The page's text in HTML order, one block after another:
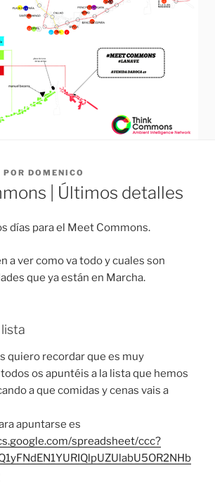
POR DOMENICO
| Últimos detalles
días para el Meet Commons.
a ver como va todo y cuales son
que ya están en Marcha.
quiero recordar que es muy
os apuntéis a la lista que hemos
a que comidas y cenas vais a
apuntarse es
spreadsheet/ccc?